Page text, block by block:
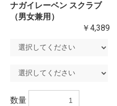
ナガイレーベン スクラブ
（男女兼用）
￥4,389
数量